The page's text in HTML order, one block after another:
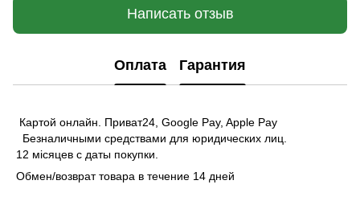
Написать отзыв
Оплата Гарантия
Картой онлайн. Приват24, Google Pay, Apple Pay
Безналичными средствами для юридических лиц.
12 місяцев с даты покупки.
Обмен/возврат товара в течение 14 дней